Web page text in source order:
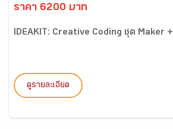
ราคา 6200 บาท
IDEAKIT: Creative Coding ชุด Maker +
ดูรายละเอียด